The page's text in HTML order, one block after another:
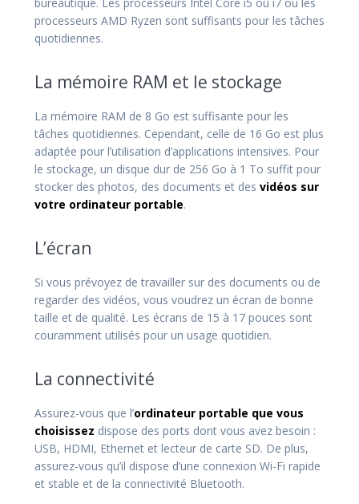
processeurs AMD Ryzen sont suffisants pour les tâches
quotidiennes.
La mémoire RAM et le stockage
La mémoire RAM de 8 Go est suffisante pour les
tâches quotidiennes. Cependant, celle de 16 Go est plus
adaptée pour l’utilisation d’applications intensives. Pour
le stockage, un disque dur de 256 Go à 1 To suffit pour
stocker des photos, des documents et des vidéos sur
votre ordinateur portable.
L’écran
Si vous prévoyez de travailler sur des documents ou de
regarder des vidéos, vous voudrez un écran de bonne
taille et de qualité. Les écrans de 15 à 17 pouces sont
couramment utilisés pour un usage quotidien.
La connectivité
Assurez-vous que l’ordinateur portable que vous
choisissez dispose des ports dont vous avez besoin :
USB, HDMI, Ethernet et lecteur de carte SD. De plus,
assurez-vous qu’il dispose d’une connexion Wi-Fi rapide
et stable et de la connectivité Bluetooth.